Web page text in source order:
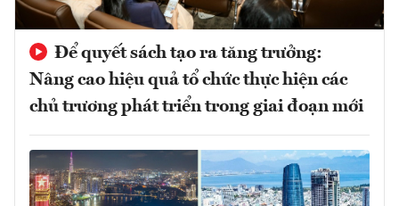
Để quyết sách tạo ra tăng trưởng:
Nâng cao hiệu quả tổ chức thực hiện các
chủ trương phát triển trong giai đoạn mới